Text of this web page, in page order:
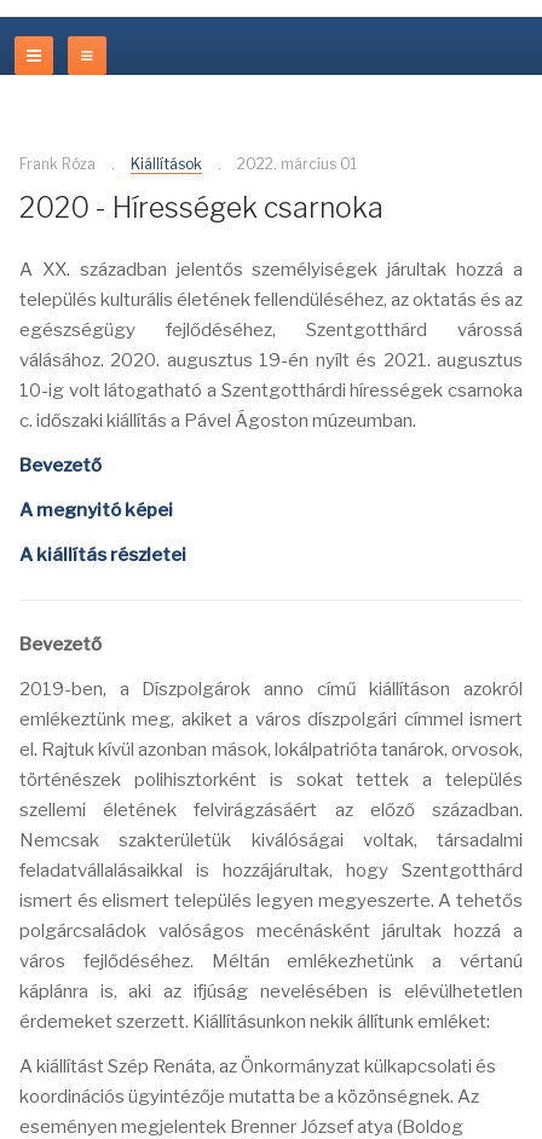
Frank Róza Kiállítások 2022. március 01
2020 - Hírességek csarnoka
A XX. században jelentős személyiségek járultak hozzá a
település kulturális életének fellendüléséhez, az oktatás és az
egészségügy fejlődéséhez, Szentgotthárd várossá
válásához. 2020. augusztus 19-én nyílt és 2021. augusztus
10-ig volt látogatható a Szentgotthárdi hírességek csarnoka
c. időszaki kiállítás a Pável Ágoston múzeumban.
Bevezető
A megnyitó képei
A kiállítás részletei
Bevezető
2019-ben, a Díszpolgárok anno című kiállításon azokról
emlékeztünk meg, akiket a város díszpolgári címmel ismert
el. Rajtuk kívül azonban mások, lokálpatrióta tanárok, orvosok,
történészek polihisztorként is sokat tettek a település
szellemi életének felvirágzásáért az előző században.
Nemcsak szakterületük kiválóságai voltak, társadalmi
feladatvállalásaikkal is hozzájárultak, hogy Szentgotthárd
ismert és elismert település legyen megyeszerte. A tehetős
polgárcsaládok valóságos mecénásként járultak hozzá a
város fejlődéséhez. Méltán emlékezhetünk a vértanú
káplánra is, aki az ifjúság nevelésében is elévülhetetlen
érdemeket szerzett. Kiállításunkon nekik állítunk emléket:
A kiállítást Szép Renáta, az Önkormányzat külkapcsolati és
koordinációs ügyintézője mutatta be a közönségnek. Az
eseményen megjelentek Brenner József atya (Boldog